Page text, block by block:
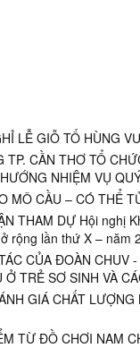
LỄ GIỖ TỔ HÙNG
TP. CẦN THƠ TỔ
NHIỆM VỤ
MÔ CẦU – CÓ THỂ
THAM DỰ Hội nghị
rộng lần thứ X – năm
CỦA ĐOÀN CHUV
TRẺ SƠ SINH VÀ
GIÁ CHẤT
TỪ ĐỒ CHƠI NAM